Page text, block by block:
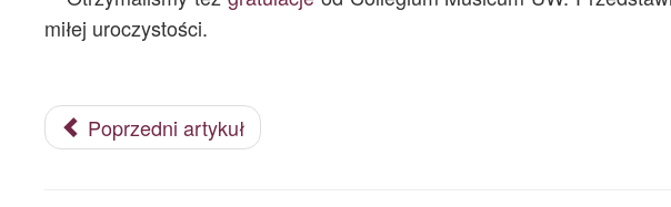
miłej uroczystości.
Poprzedni artykuł